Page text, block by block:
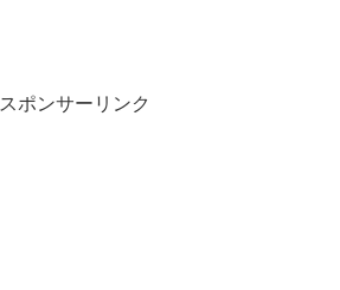
スポンサーリンク